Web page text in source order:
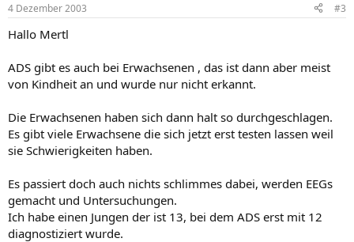
4 Dezember 2003 #3
Hallo Mertl
ADS gibt es auch bei Erwachsenen , das ist dann aber meist
von Kindheit an und wurde nur nicht erkannt.
Die Erwachsenen haben sich dann halt so durchgeschlagen.
Es gibt viele Erwachsene die sich jetzt erst testen lassen weil
sie Schwierigkeiten haben.
Es passiert doch auch nichts schlimmes dabei, werden EEGs
gemacht und Untersuchungen.
Ich habe einen Jungen der ist 13, bei dem ADS erst mit 12
diagnostiziert wurde.